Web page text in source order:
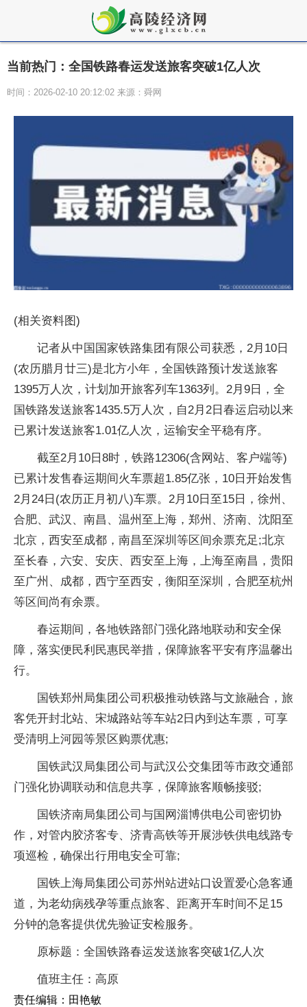
当前热门：全国铁路春运发送旅客突破1亿人次
时间：2026-02-10 20:12:02 来源：舜网
(相关资料图)
记者从中国国家铁路集团有限公司获悉，2月10日
(农历腊月廿三)是北方小年，全国铁路预计发送旅客
1395万人次，计划加开旅客列车1363列。2月9日，全
国铁路发送旅客1435.5万人次，自2月2日春运启动以来
已累计发送旅客1.01亿人次，运输安全平稳有序。
截至2月10日8时，铁路12306(含网站、客户端等)
已累计发售春运期间火车票超1.85亿张，10日开始发售
2月24日(农历正月初八)车票。2月10日至15日，徐州、
合肥、武汉、南昌、温州至上海，郑州、济南、沈阳至
北京，西安至成都，南昌至深圳等区间余票充足;北京
至长春，六安、安庆、西安至上海，上海至南昌，贵阳
至广州、成都，西宁至西安，衡阳至深圳，合肥至杭州
等区间尚有余票。
春运期间，各地铁路部门强化路地联动和安全保
障，落实便民利民惠民举措，保障旅客平安有序温馨出
行。
国铁郑州局集团公司积极推动铁路与文旅融合，旅
客凭开封北站、宋城路站等车站2日内到达车票，可享
受清明上河园等景区购票优惠;
国铁武汉局集团公司与武汉公交集团等市政交通部
门强化协调联动和信息共享，保障旅客顺畅接驳;
国铁济南局集团公司与国网淄博供电公司密切协
作，对管内胶济客专、济青高铁等开展涉铁供电线路专
项巡检，确保出行用电安全可靠;
国铁上海局集团公司苏州站进站口设置爱心急客通
道，为老幼病残孕等重点旅客、距离开车时间不足15
分钟的急客提供优先验证安检服务。
原标题：全国铁路春运发送旅客突破1亿人次
值班主任：高原
责任编辑：田艳敏